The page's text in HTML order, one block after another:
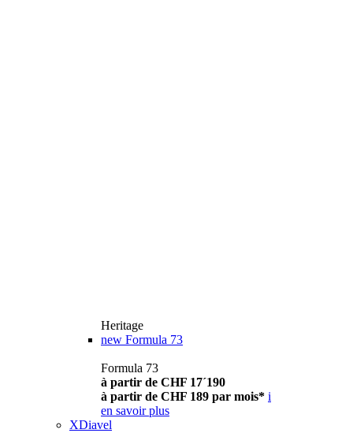
Heritage
new Formula 73
Formula 73
à partir de CHF 17´190
à partir de CHF 189 par mois* i
en savoir plus
XDiavel